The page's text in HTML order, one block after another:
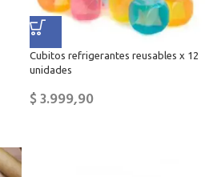
Cubitos refrigerantes reusables x 12
unidades
$3.999,90